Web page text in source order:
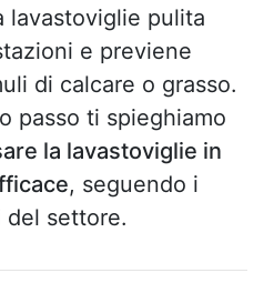
lavastoviglie pulita
e previene
di calcare o grasso.
passo ti spieghiamo
la lavastoviglie in
, seguendo i
settore.